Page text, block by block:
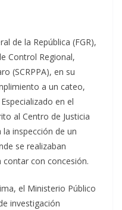
de la República (FGR),
Control Regional,
(SCRPPA), en su
a un cateo,
en el
al Centro de Justicia
inspección de un
se realizaban
con concesión.
el Ministerio Público
investigación